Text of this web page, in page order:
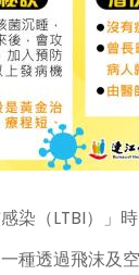
染（LTBI）」
種透過飛沫及